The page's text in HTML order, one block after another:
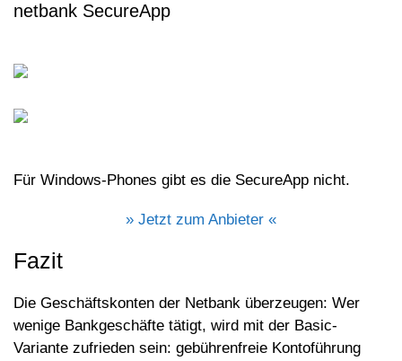
netbank SecureApp
Für Windows-Phones gibt es die SecureApp nicht.
» Jetzt zum Anbieter «
Fazit
Die Geschäftskonten der Netbank überzeugen: Wer
wenige Bankgeschäfte tätigt, wird mit der Basic-
Variante zufrieden sein: gebührenfreie Kontoführung